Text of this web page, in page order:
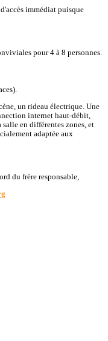
immédiat puisque
pour 4 à 8 personnes.
un rideau électrique. Une
internet haut-débit,
en différentes zones, et
adaptée aux
du frère responsable,